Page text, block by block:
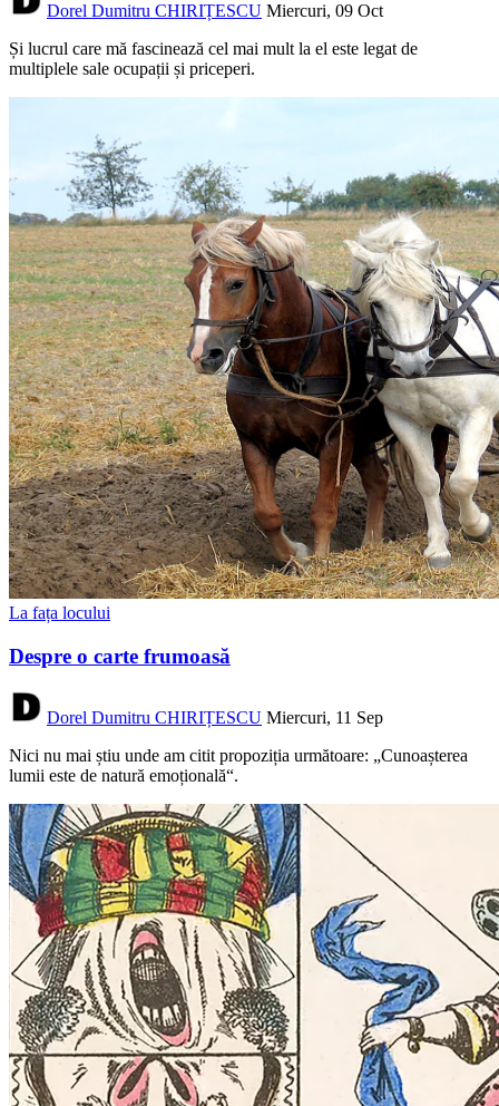
Dorel Dumitru CHIRIȚESCU Miercuri, 09 Oct
Și lucrul care mă fascinează cel mai mult la el este legat de
multiplele sale ocupații și priceperi.
La fața locului
Despre o carte frumoasă
Dorel Dumitru CHIRIȚESCU Miercuri, 11 Sep
Nici nu mai știu unde am citit propoziția următoare: „Cunoașterea
lumii este de natură emoțională“.